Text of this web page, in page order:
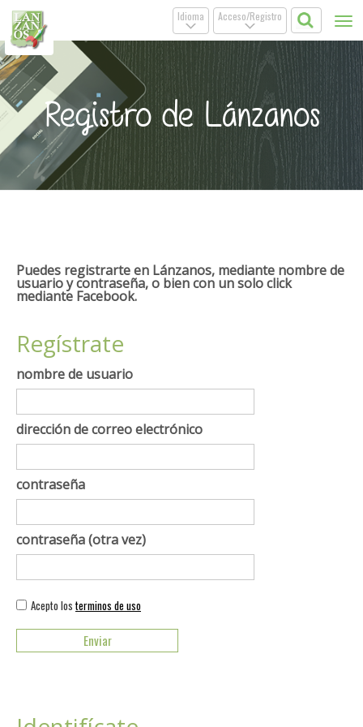
Acceso/Registro
.
Idioma
.
Registro de Lánzanos
Puedes registrarte en Lánzanos, mediante nombre de
usuario y contraseña, o bien con un solo click
mediante Facebook.
Regístrate
nombre de usuario
dirección de correo electrónico
contraseña
contraseña (otra vez)
Acepto los terminos de uso